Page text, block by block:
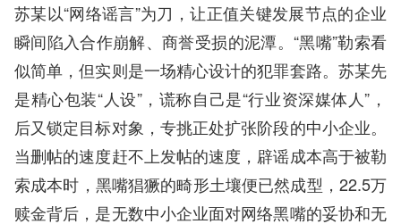
苏某以“网络谣言”为刀，让正值关键发展节点的企业
瞬间陷入合作崩解、商誉受损的泥潭。“黑嘴”勒索看
似简单，但实则是一场精心设计的犯罪套路。苏某先
是精心包装“人设”，谎称自己是“行业资深媒体人”，
后又锁定目标对象，专挑正处扩张阶段的中小企业。
当删帖的速度赶不上发帖的速度，辟谣成本高于被勒
索成本时，黑嘴猖獗的畸形土壤便已然成型，22.5万
赎金背后，是无数中小企业面对网络黑嘴的妥协和无